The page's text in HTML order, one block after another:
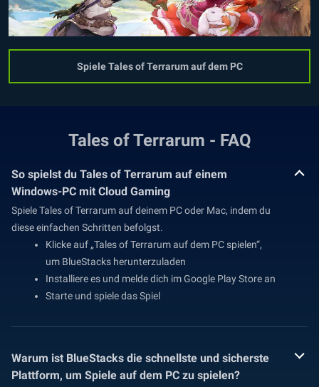
Spiele Tales of Terrarum auf dem PC
Tales of Terrarum - FAQ
So spielst du Tales of Terrarum auf einem
Windows-PC mit Cloud Gaming
Spiele Tales of Terrarum auf deinem PC oder Mac, indem du
diese einfachen Schritten befolgst.
Klicke auf „Tales of Terrarum auf dem PC spielen“,
um BlueStacks herunterzuladen
Installiere es und melde dich im Google Play Store an
Starte und spiele das Spiel
Warum ist BlueStacks die schnellste und sicherste
Plattform, um Spiele auf dem PC zu spielen?